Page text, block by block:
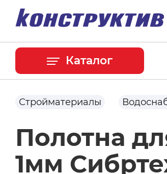
Каталог
Стройматериалы
Полотна
1мм